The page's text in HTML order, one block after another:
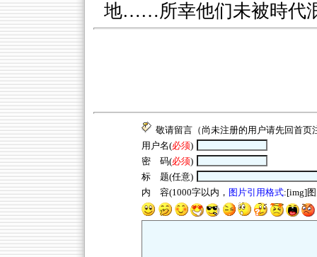
地……所幸他们未被時代
敬请留言（尚未注册的用户请先回首页
用户名(必须)
密 码(必须)
标 题(任意)
内 容(1000字以内， 图片引用格式:[img]